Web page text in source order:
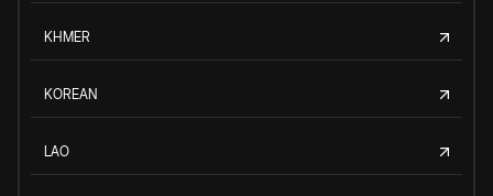
KHMER
KOREAN
LAO